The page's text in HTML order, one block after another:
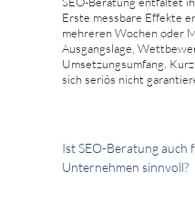
Erste messbare Effekte
mehreren Wochen oder
Ausgangslage,
Umsetzungsumfang.
sich seriös nicht
Ist SEO-Beratung auch
Unternehmen sinnvoll?